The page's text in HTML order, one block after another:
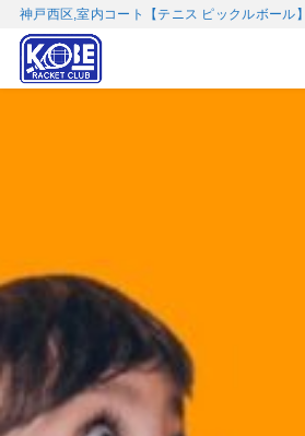
神戸西区,室内コート【テニス ピックルボール